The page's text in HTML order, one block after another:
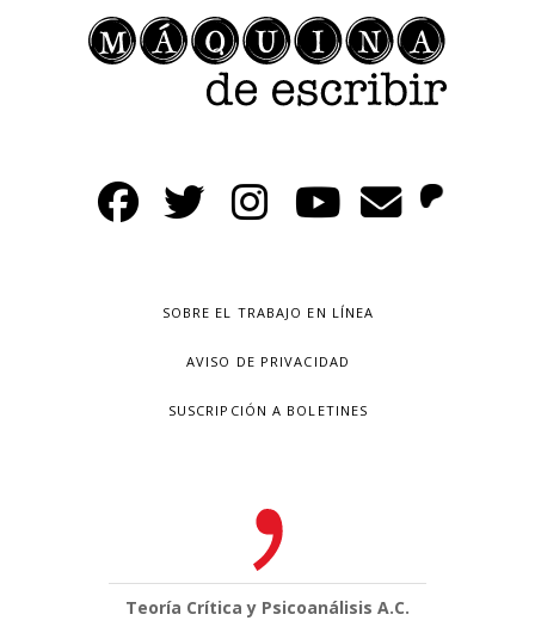
SOBRE EL TRABAJO EN LÍNEA
AVISO DE PRIVACIDAD
SUSCRIPCIÓN A BOLETINES
Teoría Crítica y Psicoanálisis A.C.